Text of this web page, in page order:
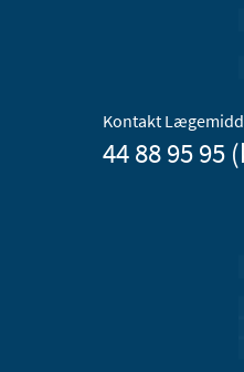
Kontakt
44 88 95 95